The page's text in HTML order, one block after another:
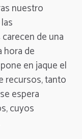
nuestro
de una
hora de
en jaque el
recursos, tanto
espera
cuyos